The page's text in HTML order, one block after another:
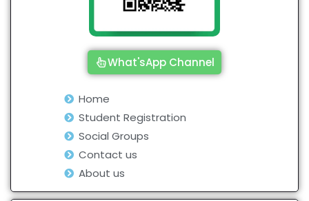
What'sApp Channel
Home
Student Registration
Social Groups
Contact us
About us